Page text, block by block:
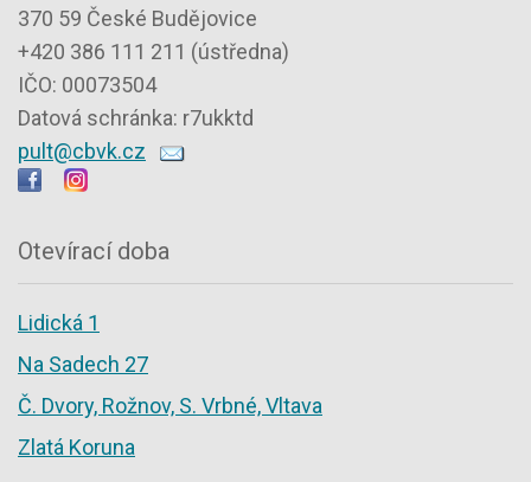
370 59 České Budějovice
+420 386 111 211 (ústředna)
IČO: 00073504
Datová schránka: r7ukktd
pult@cbvk.cz
Otevírací doba
Lidická 1
Na Sadech 27
Č. Dvory, Rožnov, S. Vrbné, Vltava
Zlatá Koruna